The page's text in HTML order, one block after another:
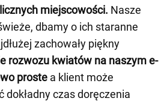
miejscowości. Nasze
dbamy o ich staranne
zachowały piękny
rozwozu kwiatów na naszym e-
proste a klient może
dokładny czas doręczenia